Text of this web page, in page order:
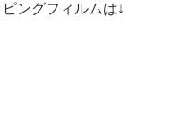
ングフィルムは↓